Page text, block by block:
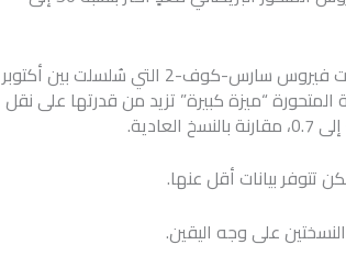
في أحدث تقرير صدر حلل باحثون في إمبريال كوليدج لندن آلاف جينومات فيروس سارس-كوف-2 التي سُلسلت بين أكتوبر
“ميزة كبيرة” تزيد من قدرتها على نقل
تتوفر بيانات أقل عنها.
على وجه اليقين.